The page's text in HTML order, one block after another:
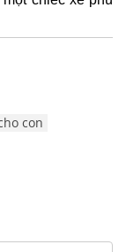
con